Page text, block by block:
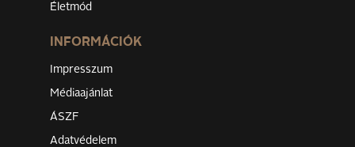
Életmód
INFORMÁCIÓK
Impresszum
Médiaajánlat
ÁSZF
Adatvédelem